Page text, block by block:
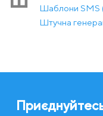
Шаблони SMS
Штучна